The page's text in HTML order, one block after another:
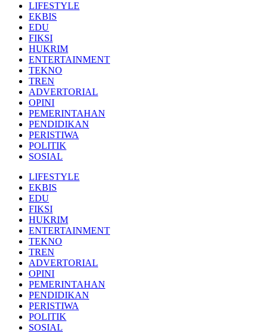
LIFESTYLE
EKBIS
EDU
FIKSI
HUKRIM
ENTERTAINMENT
TEKNO
TREN
ADVERTORIAL
OPINI
PEMERINTAHAN
PENDIDIKAN
PERISTIWA
POLITIK
SOSIAL
LIFESTYLE
EKBIS
EDU
FIKSI
HUKRIM
ENTERTAINMENT
TEKNO
TREN
ADVERTORIAL
OPINI
PEMERINTAHAN
PENDIDIKAN
PERISTIWA
POLITIK
SOSIAL